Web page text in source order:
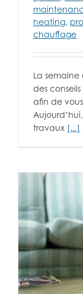
heating,
chauffage
La
des
afin de
travaux [...]